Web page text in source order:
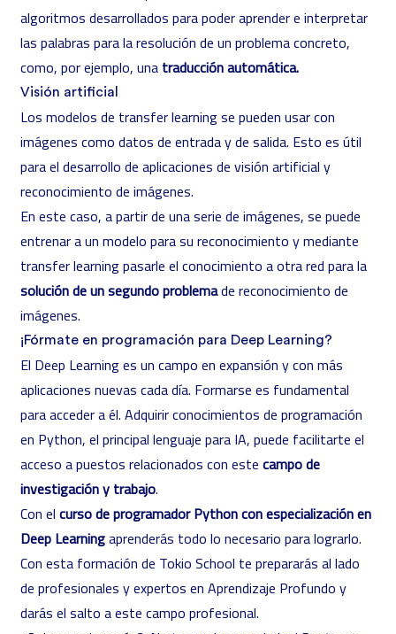
algoritmos desarrollados para poder aprender e interpretar
las palabras para la resolución de un problema concreto,
como, por ejemplo, una traducción automática.
Visión artificial
Los modelos de transfer learning se pueden usar con
imágenes como datos de entrada y de salida. Esto es útil
para el desarrollo de aplicaciones de visión artificial y
reconocimiento de imágenes.
En este caso, a partir de una serie de imágenes, se puede
entrenar a un modelo para su reconocimiento y mediante
transfer learning pasarle el conocimiento a otra red para la
solución de un segundo problemade reconocimiento de
imágenes.
¡Fórmate en programación para Deep Learning?
El Deep Learninges un campo en expansión y con más
aplicaciones nuevas cada día. Formarse es fundamental
para acceder a él. Adquirir conocimientos de programación
en Python, el principal lenguaje para IA, puede facilitarte el
acceso a puestos relacionados con este campo de
investigación y trabajo.
Con el curso de programador Python con especialización en
Deep Learningaprenderás todo lo necesario para lograrlo.
Con esta formación de Tokio School te prepararás al lado
de profesionales y expertos en Aprendizaje Profundo y
darás el salto a este campo profesional.